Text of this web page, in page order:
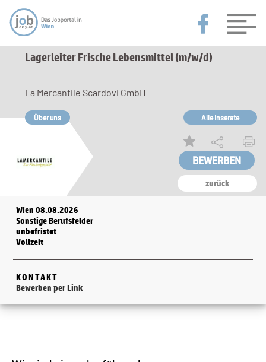
Lagerleiter Frische Lebensmittel (m/w/d)
zurück
La Mercantile Scardovi GmbH
Über uns Alle Inserate
Wien 08.08.2026
Sonstige Berufsfelder
unbefristet
Vollzeit
KONTAKT
Bewerben per Link